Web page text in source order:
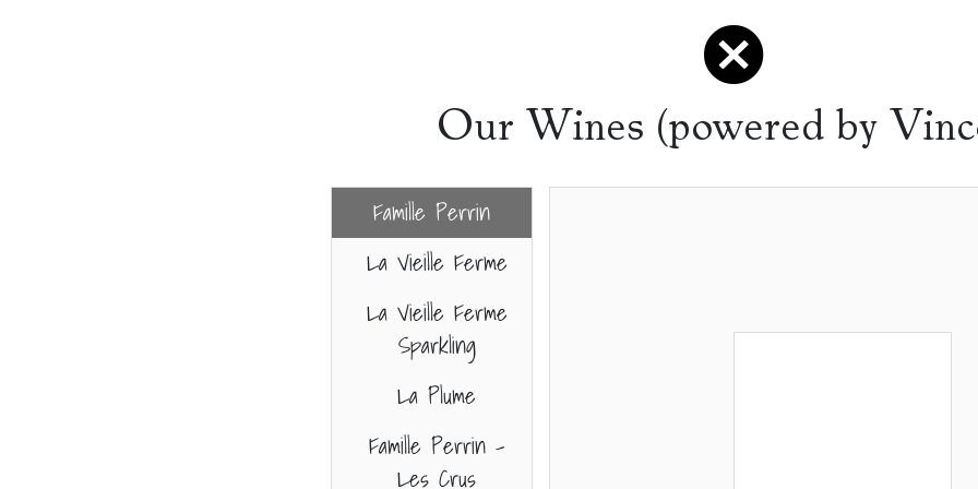
Our Wines (powered by
Famille Perrin
La Vieille Ferme
La Vieille Ferme
Sparkling
La Plume
Famille Perrin -
Les Crus